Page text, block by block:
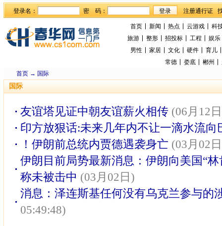
登录名： 密 码：
首页 新闻 热点 云游戏
科
旅游
整形 招投标 工程
娱乐
男性
家居 文化 硬件
育儿
常德
娄底 郴州
首页→ 国际
国际
友谊塔见证中朝友谊薪火相传 (06月12
印方放狠话:未来几年内不让一滴水流向
！伊朗前总统内贾德遇袭身亡 (03月02
伊朗目前局势最新消息：伊朗向美国“
称未被击中 (03月02日)
消息：泽连斯基任何没有乌克兰参与的
05:49:48)